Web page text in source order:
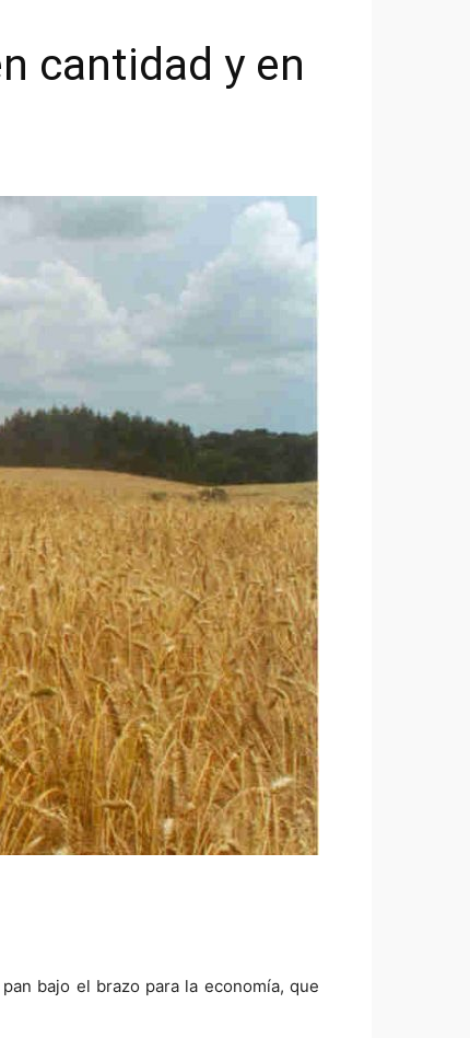
cantidad y en
bajo el brazo para la economía, que